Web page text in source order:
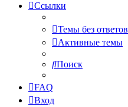
Ссылки
Темы без ответов
Активные темы
Поиск
FAQ
Вход